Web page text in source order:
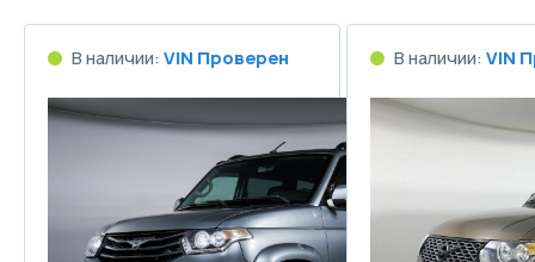
В наличии: VIN Проверен В наличии: VIN